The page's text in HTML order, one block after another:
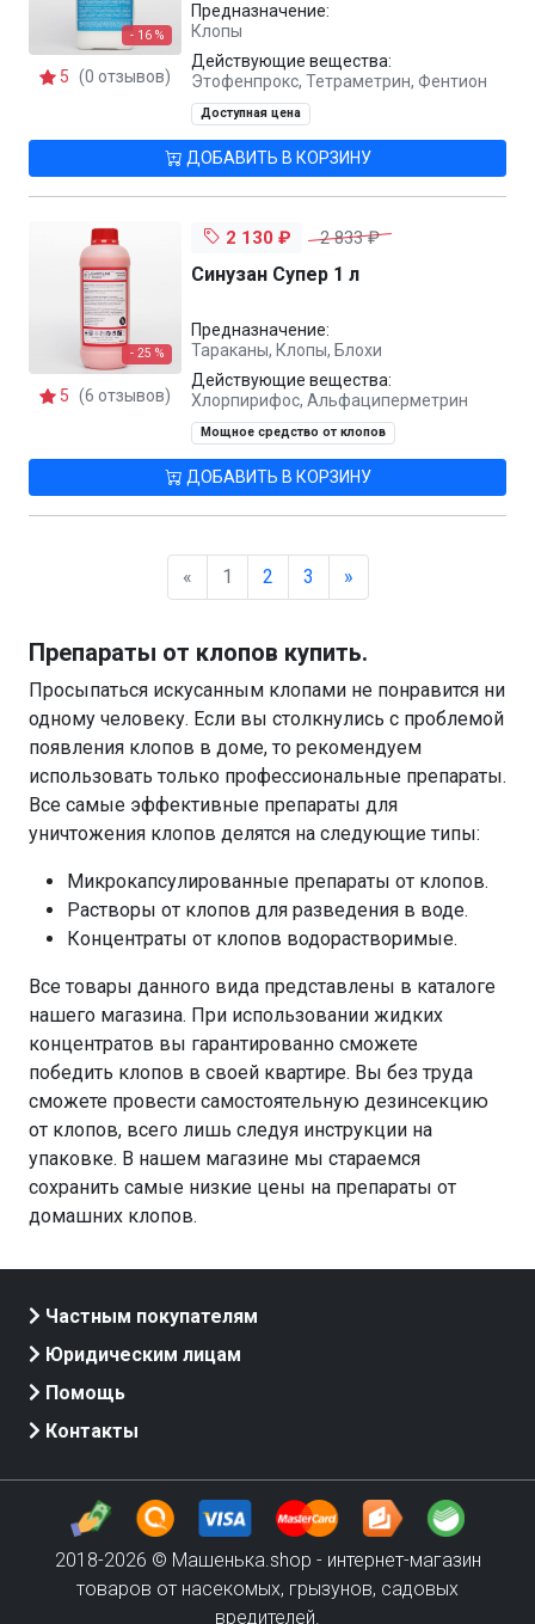
- 16 %
5 (0 отзывов)
Предназначение:
Клопы
Действующие вещества:
Этофенпрокс, Тетраметрин, Фентион
Доступная цена
ДОБАВИТЬ В КОРЗИНУ
- 25 %
5 (6 отзывов)
2 130 ₽ 2 833 ₽
Синузан Супер 1 л
Предназначение:
Тараканы, Клопы, Блохи
Действующие вещества:
Хлорпирифос, Альфациперметрин
Мощное средство от клопов
ДОБАВИТЬ В КОРЗИНУ
« 1 2 3 »
Препараты от клопов купить.
Просыпаться искусанным клопами не понравится ни
одному человеку. Если вы столкнулись с проблемой
появления клопов в доме, то рекомендуем
использовать только профессиональные препараты.
Все самые эффективные препараты для
уничтожения клопов делятся на следующие типы:
Микрокапсулированные препараты от клопов.
Растворы от клопов для разведения в воде.
Концентраты от клопов водорастворимые.
Все товары данного вида представлены в каталоге
нашего магазина. При использовании жидких
концентратов вы гарантированно сможете
победить клопов в своей квартире. Вы без труда
сможете провести самостоятельную дезинсекцию
от клопов, всего лишь следуя инструкции на
упаковке. В нашем магазине мы стараемся
сохранить самые низкие цены на препараты от
домашних клопов.
Частным покупателям
Юридическим лицам
Помощь
Контакты
2018-2026 © Машенька.shop - интернет-магазин
товаров от насекомых, грызунов, садовых
вредителей.